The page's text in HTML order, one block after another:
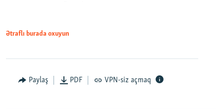
Ətraflı burada oxuyun
Paylaş PDF VPN-siz açmaq